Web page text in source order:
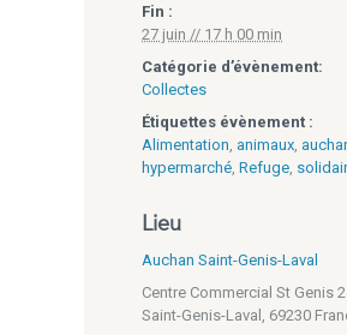
Fin :
27 juin // 17 h 00 min
Catégorie d’évènement:
Collectes
Étiquettes évènement :
Alimentation, animaux,
hypermarché,Refuge,
Lieu
Auchan Saint-Genis-Laval
Centre Commercial St Genis 2
Saint-Genis-Laval , 69230